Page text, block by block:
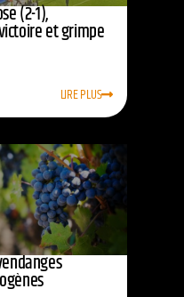
(2-1),
et grimpe
LIRE PLUS